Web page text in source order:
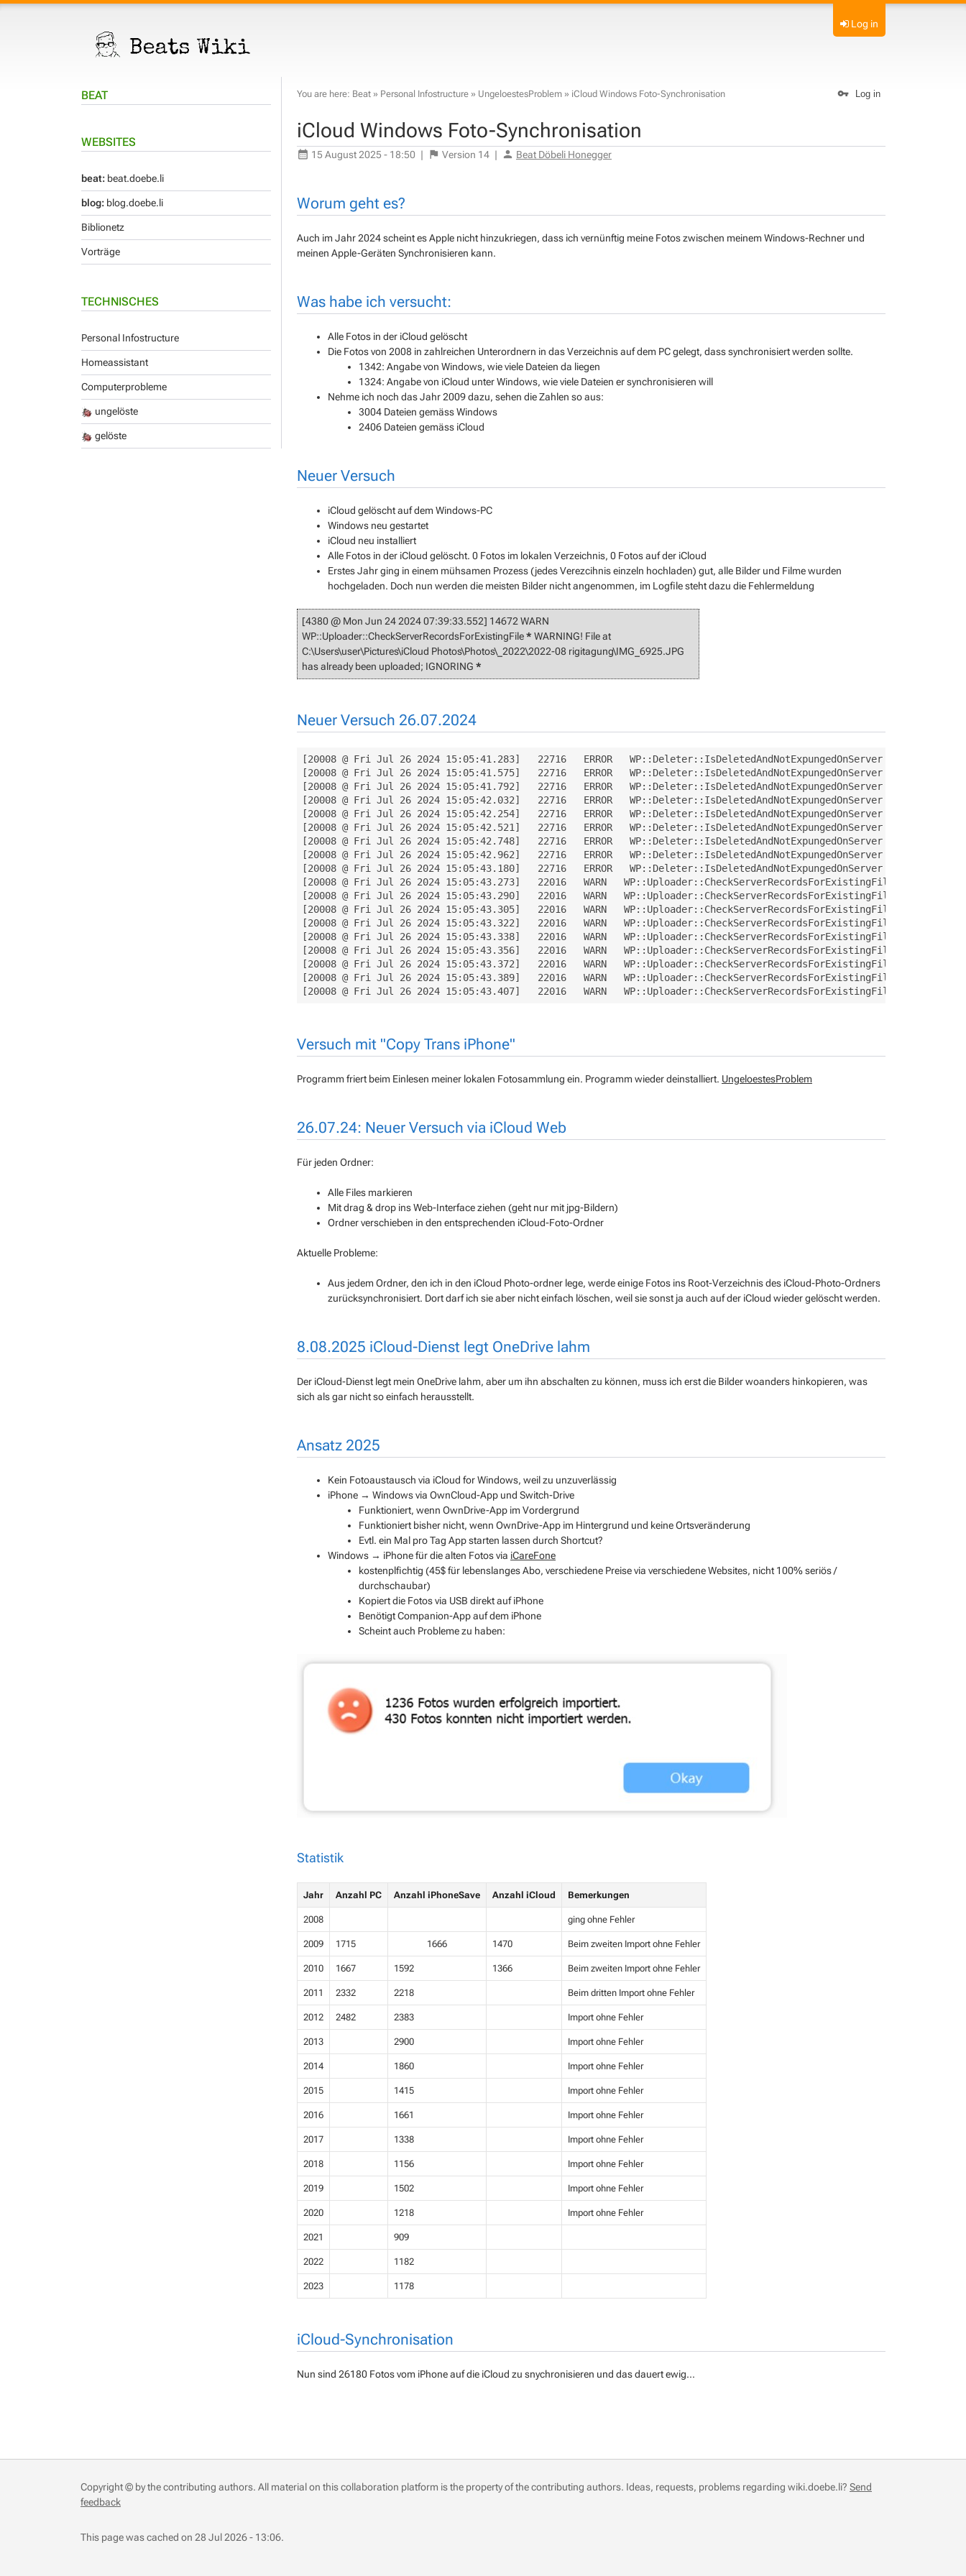
Log in
BEAT
WEBSITES
beat: beat.doebe.li
blog: blog.doebe.li
Biblionetz
Vorträge
TECHNISCHES
Personal Infostructure
Homeassistant
Computerprobleme
ungelöste
gelöste
Log in
You are here: Beat » Personal Infostructure » UngeloestesProblem » iCloud Windows Foto-Synchronisation
iCloud Windows Foto-Synchronisation
15 August 2025 - 18:50 | Version 14 | Beat Döbeli Honegger
Worum geht es?
Auch im Jahr 2024 scheint es Apple nicht hinzukriegen, dass ich vernünftig meine Fotos zwischen meinem Windows-Rechner und
meinen Apple-Geräten Synchronisieren kann.
Was habe ich versucht:
Alle Fotos in der iCloud gelöscht
Die Fotos von 2008 in zahlreichen Unterordnern in das Verzeichnis auf dem PC gelegt, dass synchronisiert werden sollte.
1342: Angabe von Windows, wie viele Dateien da liegen
1324: Angabe von iCloud unter Windows, wie viele Dateien er synchronisieren will
Nehme ich noch das Jahr 2009 dazu, sehen die Zahlen so aus:
3004 Dateien gemäss Windows
2406 Dateien gemäss iCloud
Neuer Versuch
iCloud gelöscht auf dem Windows-PC
Windows neu gestartet
iCloud neu installiert
Alle Fotos in der iCloud gelöscht. 0 Fotos im lokalen Verzeichnis, 0 Fotos auf der iCloud
Erstes Jahr ging in einem mühsamen Prozess (jedes Verezcihnis einzeln hochladen) gut, alle Bilder und Filme wurden
hochgeladen. Doch nun werden die meisten Bilder nicht angenommen, im Logfile steht dazu die Fehlermeldung
[4380 @ Mon Jun 24 2024 07:39:33.552] 14672 WARN
WP::Uploader::CheckServerRecordsForExistingFile* WARNING! File at
C:\Users\user\Pictures\iCloud Photos\Photos\_2022\2022-08 rigitagung\IMG_6925.JPG
has already been uploaded; IGNORING *
Neuer Versuch 26.07.2024
[20008 @ Fri Jul 26 2024 15:05:41.283]   22716   ERROR   WP::Deleter::IsDeletedAndNotExpungedOnServer
[20008 @ Fri Jul 26 2024 15:05:41.575]   22716   ERROR   WP::Deleter::IsDeletedAndNotExpungedOnServer
[20008 @ Fri Jul 26 2024 15:05:41.792]   22716   ERROR   WP::Deleter::IsDeletedAndNotExpungedOnServer
[20008 @ Fri Jul 26 2024 15:05:42.032]   22716   ERROR   WP::Deleter::IsDeletedAndNotExpungedOnServer
[20008 @ Fri Jul 26 2024 15:05:42.254]   22716   ERROR   WP::Deleter::IsDeletedAndNotExpungedOnServer
[20008 @ Fri Jul 26 2024 15:05:42.521]   22716   ERROR   WP::Deleter::IsDeletedAndNotExpungedOnServer
[20008 @ Fri Jul 26 2024 15:05:42.748]   22716   ERROR   WP::Deleter::IsDeletedAndNotExpungedOnServer
[20008 @ Fri Jul 26 2024 15:05:42.962]   22716   ERROR   WP::Deleter::IsDeletedAndNotExpungedOnServer
[20008 @ Fri Jul 26 2024 15:05:43.180]   22716   ERROR   WP::Deleter::IsDeletedAndNotExpungedOnServer
[20008 @ Fri Jul 26 2024 15:05:43.273]   22016   WARN   WP::Uploader::CheckServerRecordsForExistingFile   ***
[20008 @ Fri Jul 26 2024 15:05:43.290]   22016   WARN   WP::Uploader::CheckServerRecordsForExistingFile   ***
[20008 @ Fri Jul 26 2024 15:05:43.305]   22016   WARN   WP::Uploader::CheckServerRecordsForExistingFile   ***
[20008 @ Fri Jul 26 2024 15:05:43.322]   22016   WARN   WP::Uploader::CheckServerRecordsForExistingFile   ***
[20008 @ Fri Jul 26 2024 15:05:43.338]   22016   WARN   WP::Uploader::CheckServerRecordsForExistingFile   ***
[20008 @ Fri Jul 26 2024 15:05:43.356]   22016   WARN   WP::Uploader::CheckServerRecordsForExistingFile   ***
[20008 @ Fri Jul 26 2024 15:05:43.372]   22016   WARN   WP::Uploader::CheckServerRecordsForExistingFile   ***
[20008 @ Fri Jul 26 2024 15:05:43.389]   22016   WARN   WP::Uploader::CheckServerRecordsForExistingFile   ***
Versuch mit "Copy Trans iPhone"
Programm friert beim Einlesen meiner lokalen Fotosammlung ein. Programm wieder deinstalliert. UngeloestesProblem
26.07.24: Neuer Versuch via iCloud Web
Für jeden Ordner:
Alle Files markieren
Mit drag & drop ins Web-Interface ziehen (geht nur mit jpg-Bildern)
Ordner verschieben in den entsprechenden iCloud-Foto-Ordner
Aktuelle Probleme:
Aus jedem Ordner, den ich in den iCloud Photo-ordner lege, werde einige Fotos ins Root-Verzeichnis des iCloud-Photo-Ordners
zurücksynchronisiert. Dort darf ich sie aber nicht einfach löschen, weil sie sonst ja auch auf der iCloud wieder gelöscht werden.
8.08.2025 iCloud-Dienst legt OneDrive lahm
Der iCloud-Dienst legt mein OneDrive lahm, aber um ihn abschalten zu können, muss ich erst die Bilder woanders hinkopieren, was
sich als gar nicht so einfach herausstellt.
Ansatz 2025
Kein Fotoaustausch via iCloud for Windows, weil zu unzuverlässig
iPhone → Windows via OwnCloud-App und Switch-Drive
Funktioniert, wenn OwnDrive-App im Vordergrund
Funktioniert bisher nicht, wenn OwnDrive-App im Hintergrund und keine Ortsveränderung
Evtl. ein Mal pro Tag App starten lassen durch Shortcut?
Windows → iPhone für die alten Fotos via iCareFone
kostenplfichtig (45$ für lebenslanges Abo, verschiedene Preise via verschiedene Websites, nicht 100% seriös /
durchschaubar)
Kopiert die Fotos via USB direkt auf iPhone
Benötigt Companion-App auf dem iPhone
Scheint auch Probleme zu haben:
Statistik
Jahr Anzahl PC Anzahl iPhoneSave Anzahl iCloud Bemerkungen
2008 ging ohne Fehler
2009 1715 1666 1470 Beim zweiten Import ohne Fehler
2010 1667 1592 1366 Beim zweiten Import ohne Fehler
2011 2332 2218 Beim dritten Import ohne Fehler
2012 2482 2383 Import ohne Fehler
2013 2900 Import ohne Fehler
2014 1860 Import ohne Fehler
2015 1415 Import ohne Fehler
2016 1661 Import ohne Fehler
2017 1338 Import ohne Fehler
2018 1156 Import ohne Fehler
2019 1502 Import ohne Fehler
2020 1218 Import ohne Fehler
2021 909
2022 1182
2023 1178
iCloud-Synchronisation
Nun sind 26180 Fotos vom iPhone auf die iCloud zu snychronisieren und das dauert ewig...
Copyright © by the contributing authors. All material on this collaboration platform is the property of the contributing authors. Ideas, requests, problems regarding wiki.doebe.li? Send
feedback
This page was cached on 28 Jul 2026 - 13:06.